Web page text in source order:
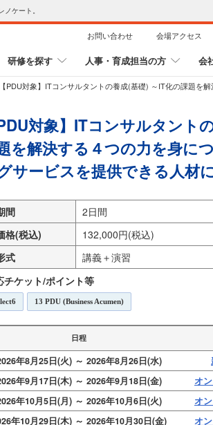
ケート。
お問い合わせ 会場アクセス
研修を探す 人事・育成担当の方 会
【PDU対象】ITコンサルタントの養成(基礎) ～IT化の課題を
PDU対象】ITコンサルタント
を解決する４つの力を身に
サービスを提供できる人材
間 2日間
格(税込)
132,000円(税込)
式
講義＋演習
チケット/ポイント等
13 PDU (Business Acumen)
日程
年8月25日(火) ～ 2026年8月26日(水)
年9月17日(木) ～ 2026年9月18日(金)
オ
年10月5日(月) ～ 2026年10月6日(火)
オ
年10月29日(木) ～ 2026年10月30日(金)
オ